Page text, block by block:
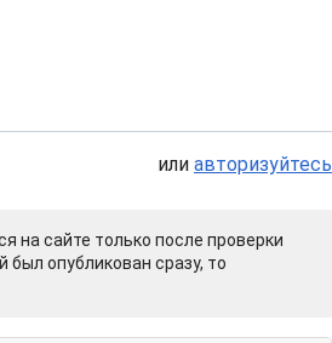
или авторизуйтесь
на сайте только после проверки
опубликован сразу, то